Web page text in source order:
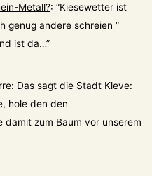
Metall?: “Kiesewetter ist
genug andere schreien “
ist da…”
Das sagt die Stadt Kleve:
hole den den
damit zum Baum vor unserem